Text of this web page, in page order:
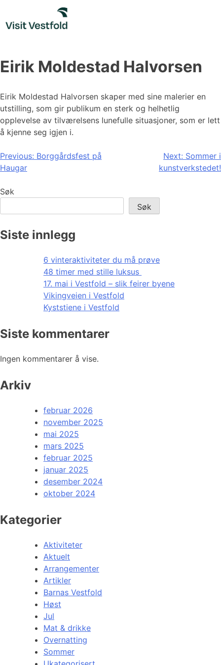
content
Eirik Moldestad Halvorsen
Eirik Moldestad Halvorsen skaper med sine malerier en
utstilling, som gir publikum en sterk og helhetlig
opplevelse av tilværelsens lunefulle situasjoner, som er lett
å kjenne seg igjen i.
Innleggsnavigasjon
Previous: Borggårdsfest på
Haugar
Next: Sommer i
kunstverkstedet!
Søk
Søk
Siste innlegg
6 vinteraktiviteter du må prøve
48 timer med stille luksus
17. mai i Vestfold – slik feirer byene
Vikingveien i Vestfold
Kyststiene i Vestfold
Siste kommentarer
Ingen kommentarer å vise.
Arkiv
februar 2026
november 2025
mai 2025
mars 2025
februar 2025
januar 2025
desember 2024
oktober 2024
Kategorier
Aktiviteter
Aktuelt
Arrangementer
Artikler
Barnas Vestfold
Høst
Jul
Mat & drikke
Overnatting
Sommer